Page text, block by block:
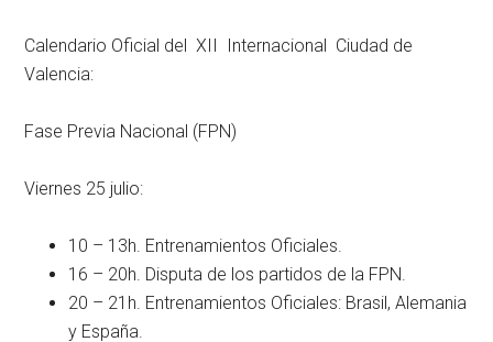
Calendario Oficial del XII Internacional Ciudad de
Valencia:
Fase Previa Nacional (FPN)
Viernes 25 julio:
10 – 13h. Entrenamientos Oficiales.
16 – 20h. Disputa de los partidos de la FPN.
20 – 21h. Entrenamientos Oficiales: Brasil, Alemania
y España.